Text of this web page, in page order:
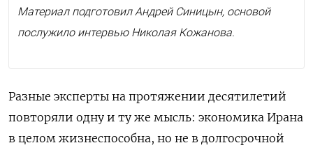
Материал подготовил Андрей Синицын, основой
послужило интервью Николая Кожанова.
Разные эксперты на протяжении десятилетий
повторяли одну и ту же мысль: экономика Ирана
в целом жизнеспособна, но не в долгосрочной